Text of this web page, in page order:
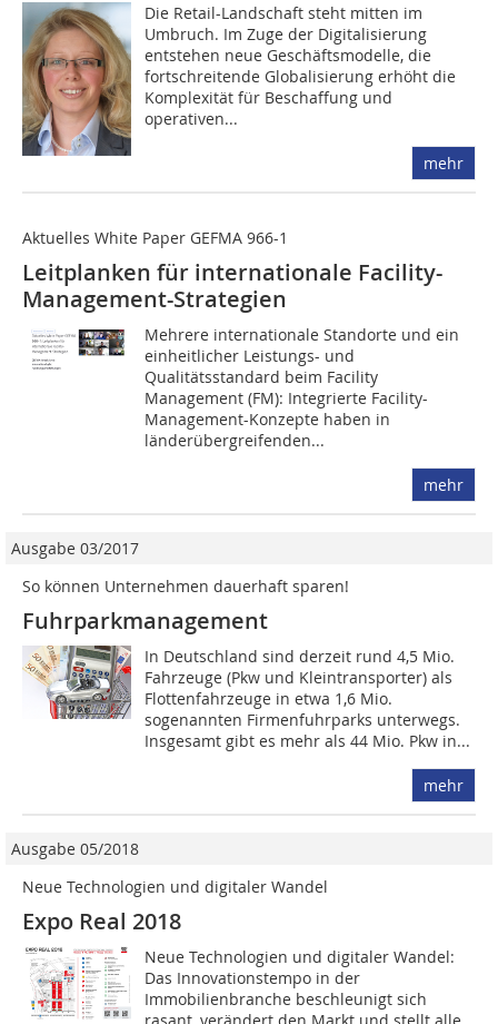
Die Retail-Landschaft steht mitten im
Umbruch. Im Zuge der Digitalisierung
entstehen neue Geschäftsmodelle, die
fortschreitende Globalisierung erhöht die
Komplexität für Beschaffung und
operativen...
mehr
Aktuelles White Paper GEFMA 966-1
Leitplanken für internationale Facility-
Management-Strategien
Mehrere internationale Standorte und ein
einheitlicher Leistungs- und
Qualitätsstandard beim Facility
Management (FM): Integrierte Facility-
Management-Konzepte haben in
länderübergreifenden...
mehr
Ausgabe 03/2017
So können Unternehmen dauerhaft sparen!
Fuhrparkmanagement
In Deutschland sind derzeit rund 4,5 Mio.
Fahrzeuge (Pkw und Kleintransporter) als
Flottenfahrzeuge in etwa 1,6 Mio.
sogenannten Firmenfuhrparks unterwegs.
Insgesamt gibt es mehr als 44 Mio. Pkw in...
mehr
Ausgabe 05/2018
Neue Technologien und digitaler Wandel
Expo Real 2018
Neue Technologien und digitaler Wandel:
Das Innovationstempo ­in der
Immobilienbranche beschleunigt sich